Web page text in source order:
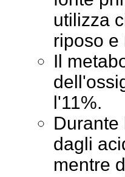
utilizza
riposo e
Il
l'11%.
Durante
dagli
mentre